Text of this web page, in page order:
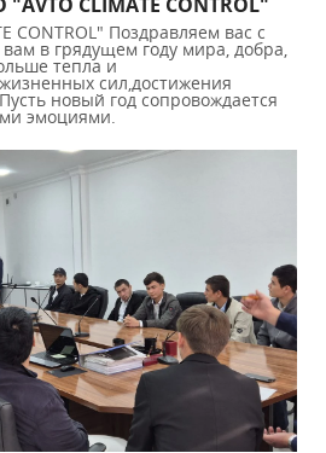
CONTROL" Поздравляем вас с
в грядущем году мира, добра,
тепла и
сил,достижения
новый год сопровождается
эмоциями.